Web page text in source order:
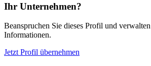
Ihr Unternehmen?
Beanspruchen Sie dieses Profil und
Informationen.
Jetzt Profil übernehmen